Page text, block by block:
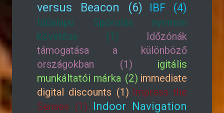
versus Beacon (6)
IBF (4)
Időalapú Spórolás nyomon
követése (1)
Időzónák
támogatása a különböző
országokban (1)
igitális
munkáltatói márka (2) immediate
digital discounts (1) Impress the
Senses (1) Indoor Navigation